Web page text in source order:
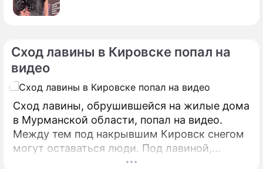
Сход лавины в Кировске попал на
видео
Сход лавины, обрушившейся на жилые дома
в Мурманской области, попал на видео.
Между тем под накрывшим Кировск снегом
могут оставаться люди. Под лавиной,
сошедшей на горнолыжный курорт Кировск